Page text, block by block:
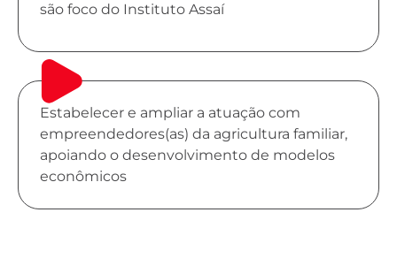
são foco do Instituto Assaí
Estabelecer e ampliar a atuação com
empreendedores(as) da agricultura familiar,
apoiando o desenvolvimento de modelos
econômicos